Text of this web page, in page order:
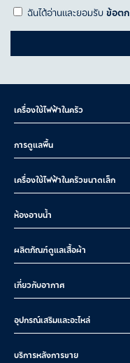
ฉันได้อ่านและยอมรับข้อตก
เครื่องใช้ไฟฟ้าในครัว
การดูแลพื้น
เครื่องใช้ไฟฟ้าในครัวขนาดเล็ก
ห้องอาบน้ำ
ผลิตภัณฑ์ดูแลเสื้อผ้า
เกี่ยวกับอากาศ
อุปกรณ์เสริมและอะไหล่
บริการหลังการขาย